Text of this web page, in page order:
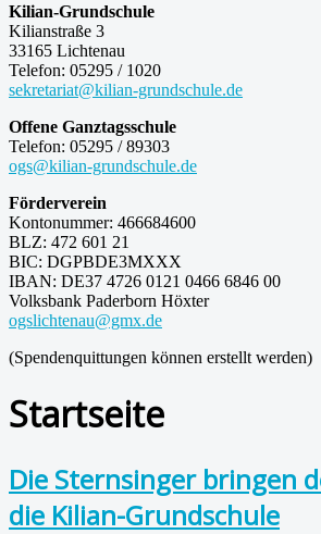
Kilian-Grundschule
Kilianstraße 3
33165 Lichtenau
Telefon: 05295 / 1020
sekretariat@kilian-grundschule.de
Offene Ganztagsschule
Telefon: 05295 / 89303
ogs@kilian-grundschule.de
Förderverein
Kontonummer: 466684600
BLZ: 472 601 21
BIC: DGPBDE3MXXX
IBAN: DE37 4726 0121 0466 6846 00
Volksbank Paderborn Höxter
ogslichtenau@gmx.de
(Spendenquittungen können erstellt werden)
Startseite
Die Sternsinger bringen
die Kilian-Grundschule